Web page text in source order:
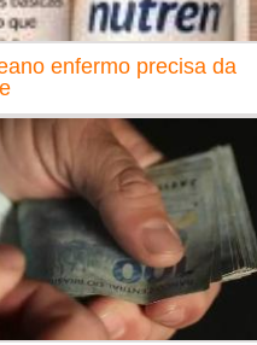
enfermo precisa da